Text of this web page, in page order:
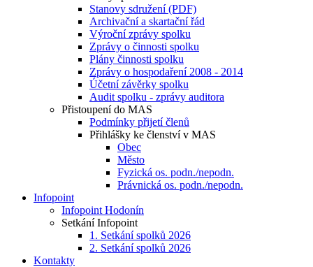
Stanovy sdružení (PDF)
Archivační a skartační řád
Výroční zprávy spolku
Zprávy o činnosti spolku
Plány činnosti spolku
Zprávy o hospodaření 2008 - 2014
Účetní závěrky spolku
Audit spolku - zprávy auditora
Přistoupení do MAS
Podmínky přijetí členů
Přihlášky ke členství v MAS
Obec
Město
Fyzická os. podn./nepodn.
Právnická os. podn./nepodn.
Infopoint
Infopoint Hodonín
Setkání Infopoint
1. Setkání spolků 2026
2. Setkání spolků 2026
Kontakty